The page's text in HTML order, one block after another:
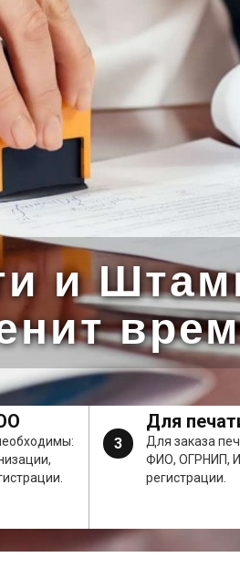
и
3
Для
Для заказа
ФИО, ОГРНИП,
регистрации.